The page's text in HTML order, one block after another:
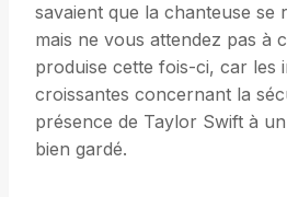
savaient que la chanteuse se
mais ne vous attendez pas à
produise cette fois-ci, car les
croissantes concernant la
présence de Taylor Swift à
bien gardé.